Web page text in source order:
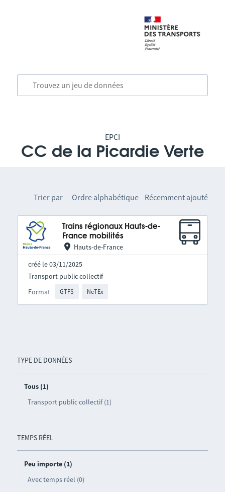
EPCI
CC de la Picardie Verte
TYPE DE DONNÉES
Tous (1)
Transport public collectif (1)
TEMPS RÉEL
Peu importe (1)
Avec temps réel (0)
Trier par Ordre alphabétique Récemment ajouté
Trains régionaux Hauts-de-
France mobilités
Hauts-de-France
créé le 03/11/2025
Format GTFS NeTEx
Transport public collectif